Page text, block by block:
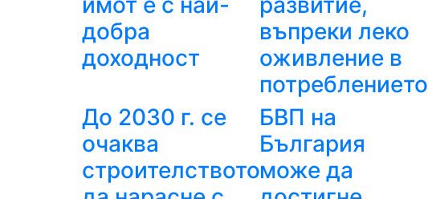
добра
доходност
въпреки леко
оживление в
потреблението
До 2030 г. се
очаква
строителството
БВП на
България
може да